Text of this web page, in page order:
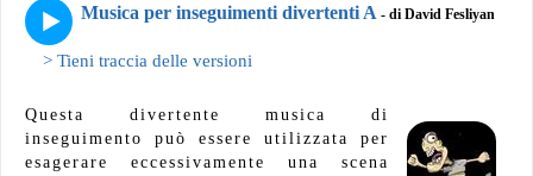
Musica per inseguimenti divertenti A - di David Fesliyan
> Tieni traccia delle versioni
Questa divertente musica di
inseguimento può essere utilizzata per
esagerare eccessivamente una scena